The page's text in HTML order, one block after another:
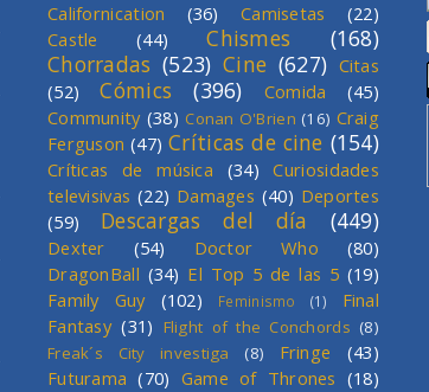
Californication
(36) Camisetas
(22)
Castle
(44) Chismes
(168)
Chorradas (523) Cine (627) Citas
(52)
Cómics (396) Comida
(45)
Community (38) Conan O'Brien (16) Craig
Ferguson (47) Críticas de cine (154)
Críticas de música (34)
Curiosidades
televisivas (22) Damages (40) Deportes
(59)
Descargas del día (449)
Dexter (54) Doctor Who
(80)
DragonBall (34) El Top 5 de las 5 (19)
Family Guy
(102) Feminismo (1)
Final
Fantasy (31) Flight of the Conchords (8)
Freak´s City investiga
(8) Fringe
(43)
Futurama (70) Game of Thrones (18)